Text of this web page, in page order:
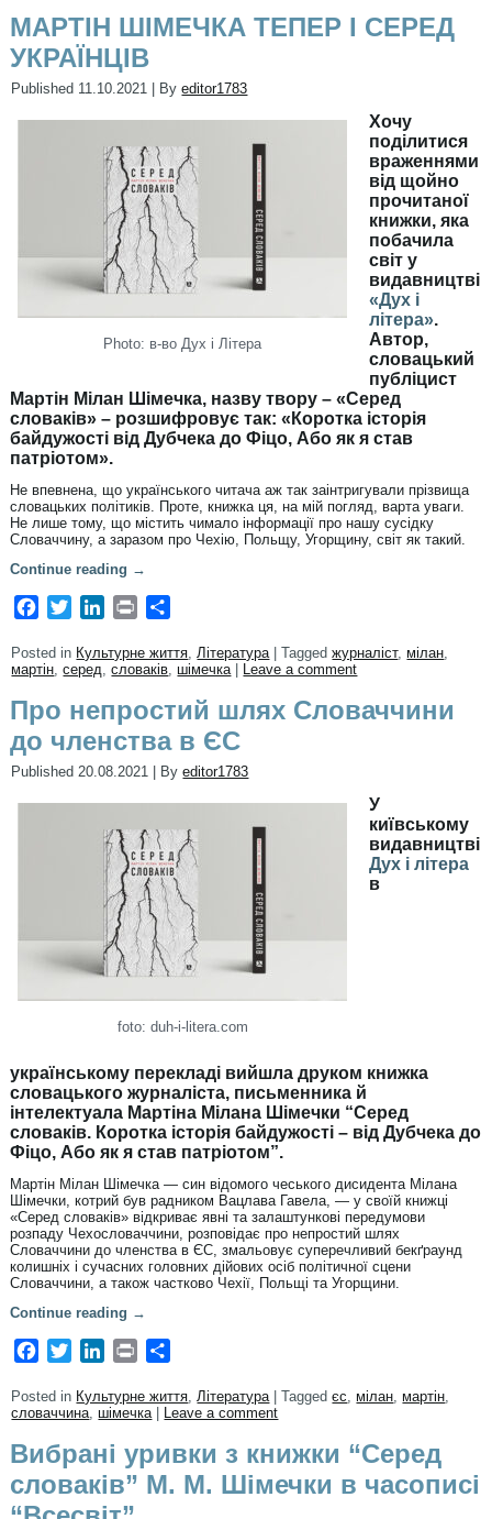
МАРТІН ШІМЕЧКА ТЕПЕР І СЕРЕД
УКРАЇНЦІВ
Published 11.10.2021 By editor1783
Photo: в-во Дух і Літера
Хочу
поділитися
враженнями
від щойно
прочитаної
книжки, яка
побачила
світ у
видавництві
«Дух і
літера».
Автор,
словацький
публіцист
Мартін Мілан Шімечка, назву твору – «Серед
словаків» – розшифровує так: «Коротка історія
байдужості від Дубчека до Фіцо, Або як я став
патріотом».
Не впевнена, що українського читача аж так заінтригували прізвища
словацьких політиків. Проте, книжка ця, на мій погляд, варта уваги.
Не лише тому, що містить чимало інформації про нашу сусідку
Словаччину, а заразом про Чехію, Польщу, Угорщину, світ як такий.
Continue reading →
Facebook
TwitterLinkedIn
Print
Posted in Культурне життя Література |Tagged журналіст, мілан
мартін ,серед ,словаків шімечка Leave a comment
Про непростий шлях Словаччини
до членства в ЄС
Published 20.08.2021 By editor1783
foto: duh-i-litera.com
У
київському
видавництві
Дух і літера
в
українському перекладі вийшла друком книжка
словацького журналіста, письменника й
інтелектуала Мартіна Мілана Шімечки “Серед
словаків. Коротка історія байдужості – від Дубчека до
Фіцо, Або як я став патріотом”.
Мартін Мілан Шімечка — син відомого чеського дисидента Мілана
Шімечки, котрий був радником Вацлава Гавела, — у своїй книжці
«Серед словаків» відкриває явні та залаштункові передумови
розпаду Чехословаччини, розповідає про непростий шлях
Словаччини до членства в ЄС, змальовує суперечливий бекґраунд
колишніх і сучасних головних дійових осіб політичної сцени
Словаччини, а також частково Чехії, Польщі та Угорщини.
Continue reading →
Facebook
TwitterLinkedIn
Print
Posted in Культурне життя,Література|Tagged єс, мілан, мартін,
словаччина, шімечка| Leave a comment
Вибрані уривки з книжки “Серед
словаків” М. М. Шімечки в часописі